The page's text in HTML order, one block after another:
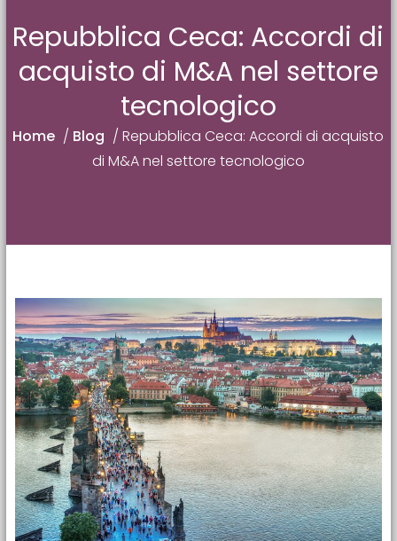
Repubblica Ceca: Accordi di
acquisto di M&A nel settore
tecnologico
Home / Blog /Repubblica Ceca: Accordi di acquisto
di M&A nel settore tecnologico